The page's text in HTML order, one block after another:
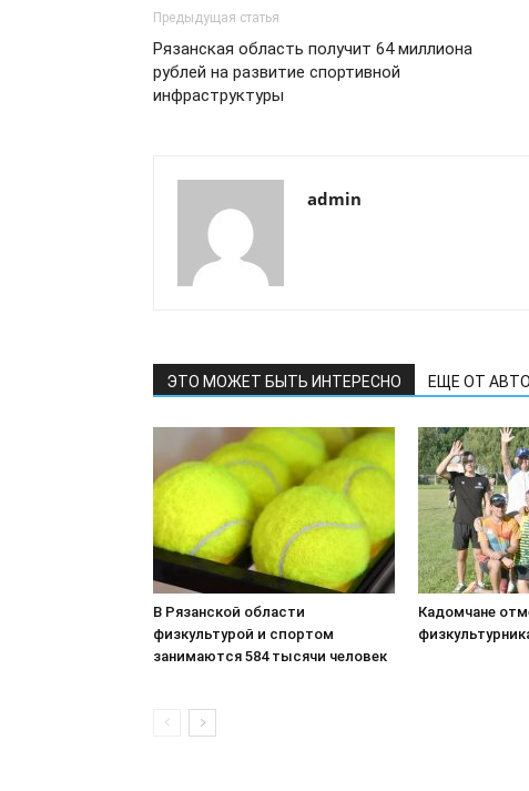
Предыдущая статья
Рязанская область получит 64 миллиона
рублей на развитие спортивной
инфраструктуры
admin
ЭТО МОЖЕТ БЫТЬ ИНТЕРЕСНО ЕЩЕ ОТ
В Рязанской области
физкультурой и спортом
занимаются 584 тысячи человек
Кадомчане